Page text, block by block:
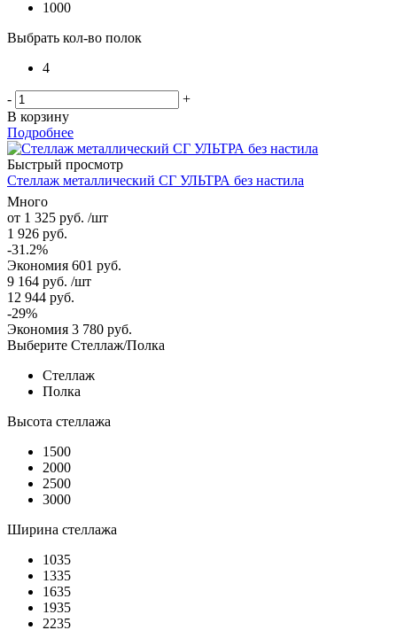
1000
Выбрать кол-во полок
4
-
+
В корзину
Подробнее
Быстрый просмотр
Стеллаж металлический СГ УЛЬТРА без настила
Много
от 1 325 руб. /шт
1 926 руб.
-31.2%
Экономия 601 руб.
9 164 руб. /шт
12 944 руб.
-29%
Экономия 3 780 руб.
Выберите Стеллаж/Полка
Стеллаж
Полка
Высота стеллажа
1500
2000
2500
3000
Ширина стеллажа
1035
1335
1635
1935
2235